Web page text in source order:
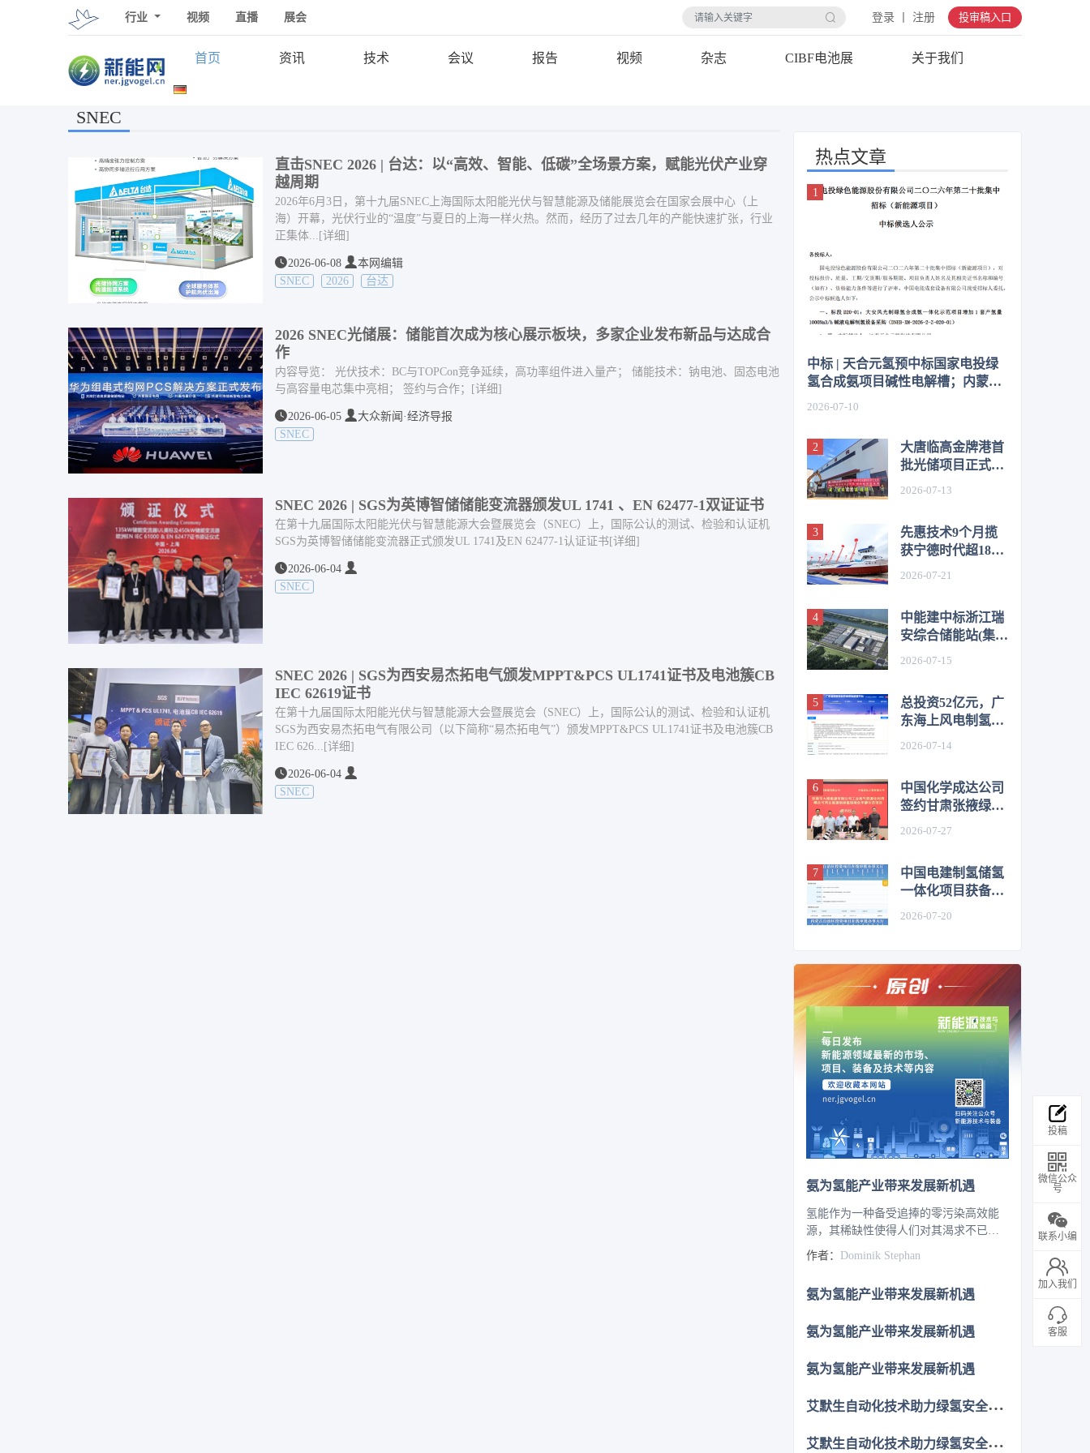
行业 视频 直播 展会 登录 丨 注册 投审稿入口
首页 资讯 技术 会议 报告 视频 杂志 CIBF电池展 关于我们
SNEC
直击SNEC 2026 | 台达：以“高效、智能、低碳”全场景方案，赋能光伏产业穿
越周期
2026年6月3日，第十九届SNEC上海国际太阳能光伏与智慧能源及储能展览会在国家会展中心（上
海）开幕，光伏行业的“温度”与夏日的上海一样火热。然而，经历了过去几年的产能快速扩张，行业
正集体... [详细]
2026-06-08
本网编辑
SNEC
2026 台达
2026 SNEC光储展：储能首次成为核心展示板块，多家企业发布新品与达成合
作
内容导览： 光伏技术：BC与TOPCon竞争延续，高功率组件进入量产； 储能技术：钠电池、固态电池
与高容量电芯集中亮相； 签约与合作；
[详细]
2026-06-05
大众新闻·经济导报
SNEC
SNEC 2026 | SGS为英博智储储能变流器颁发UL 1741 、EN 62477-1双证证书
在第十九届国际太阳能光伏与智慧能源大会暨展览会（SNEC）上，国际公认的测试、检验和认证机
SGS为英博智储储能变流器正式颁发UL 1741及EN 62477-1认证证书 [详细]
2026-06-04
SNEC
SNEC 2026 | SGS为西安易杰拓电气颁发MPPT&PCS UL1741证书及电池簇CB
IEC 62619证书
在第十九届国际太阳能光伏与智慧能源大会暨展览会（SNEC）上，国际公认的测试、检验和认证机
SGS为西安易杰拓电气有限公司（以下简称“易杰拓电气”）颁发MPPT&PCS UL1741证书及电池簇CB
IEC 626... [详细]
2026-06-04
SNEC
热点文章
中标 | 天合元氢预中标国家电投绿
氢合成氨项目碱性电解槽；内蒙古
2026-07-10
大唐临高金牌港首
批光储项目正式开
入商业试运行
2026-07-13
先惠技术9个月揽
获宁德时代超18亿
2026-07-21
中能建中标浙江瑞
安综合储能站(集成
独立储能项目开工
2026-07-15
总投资52亿元，广
东海上风电制氢项
2026-07-14
中国化学成达公司
签约甘肃张掖绿氢
面建成
2026-07-27
中国电建制氢储氢
一体化项目获备
集团制氢系统设备
2026-07-20
氨为氢能产业带来发展新机遇
氢能作为一种备受追捧的零污染高效能
源，其稀缺性使得人们对其渴求不已。
然而，能耗巨大的压缩过程以及极低温
度下的液化环节，被视为通往氢能转型
为热门的替代选项，尽管这种物质带有
奇迹材料。
作者： Dominik Stephan
氨为氢能产业带来发展新机遇
氨为氢能产业带来发展新机遇
氨为氢能产业带来发展新机遇
艾
默生自动化技术助力绿氢安全高效生产
艾
默生自动化技术助力绿氢安全高效生产
投稿
微信公众
号
联系小编
加入我们
客服